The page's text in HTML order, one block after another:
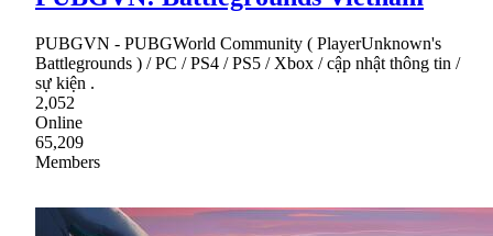
PUBGVN - PUBGWorld Community ( PlayerUnknown's
Battlegrounds ) / PC / PS4 / PS5 / Xbox / cập nhật thông tin /
sự kiện .
2,052
Online
65,209
Members